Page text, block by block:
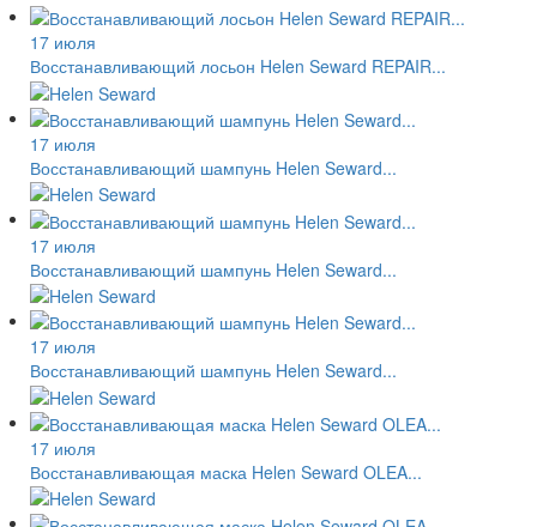
17 июля
Восстанавливающий лосьон Helen Seward REPAIR...
17 июля
Восстанавливающий шампунь Helen Seward...
17 июля
Восстанавливающий шампунь Helen Seward...
17 июля
Восстанавливающий шампунь Helen Seward...
17 июля
Восстанавливающая маска Helen Seward OLEA...